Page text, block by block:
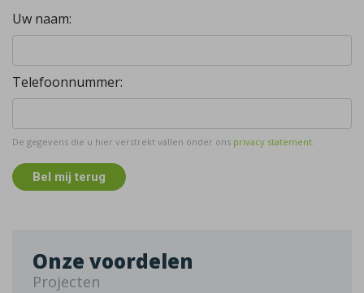
Uw naam:
Telefoonnummer:
De gegevens die u hier verstrekt vallen onder ons privacy statement.
Bel mij terug
Onze voordelen
Projecten